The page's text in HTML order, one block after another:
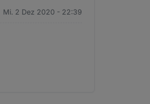
Mi. 2 Dez 2020 - 22:39